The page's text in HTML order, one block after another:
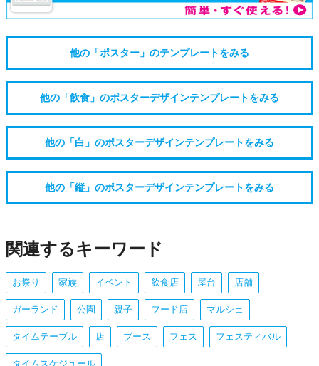
他の「ポスター」のテンプレートをみる
他の「飲食」のポスターデザインテンプレートをみる
他の「白」のポスターデザインテンプレートをみる
他の「縦」のポスターデザインテンプレートをみる
関連するキーワード
お祭り 家族 イベント 飲食店 屋台 店舗
ガーランド 公園 親子 フード店 マルシェ
タイムテーブル 店 ブース フェス フェスティバル
タイムスケジュール